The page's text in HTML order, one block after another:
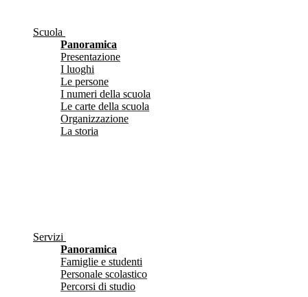
Scuola
Panoramica
Presentazione
I luoghi
Le persone
I numeri della scuola
Le carte della scuola
Organizzazione
La storia
Servizi
Panoramica
Famiglie e studenti
Personale scolastico
Percorsi di studio